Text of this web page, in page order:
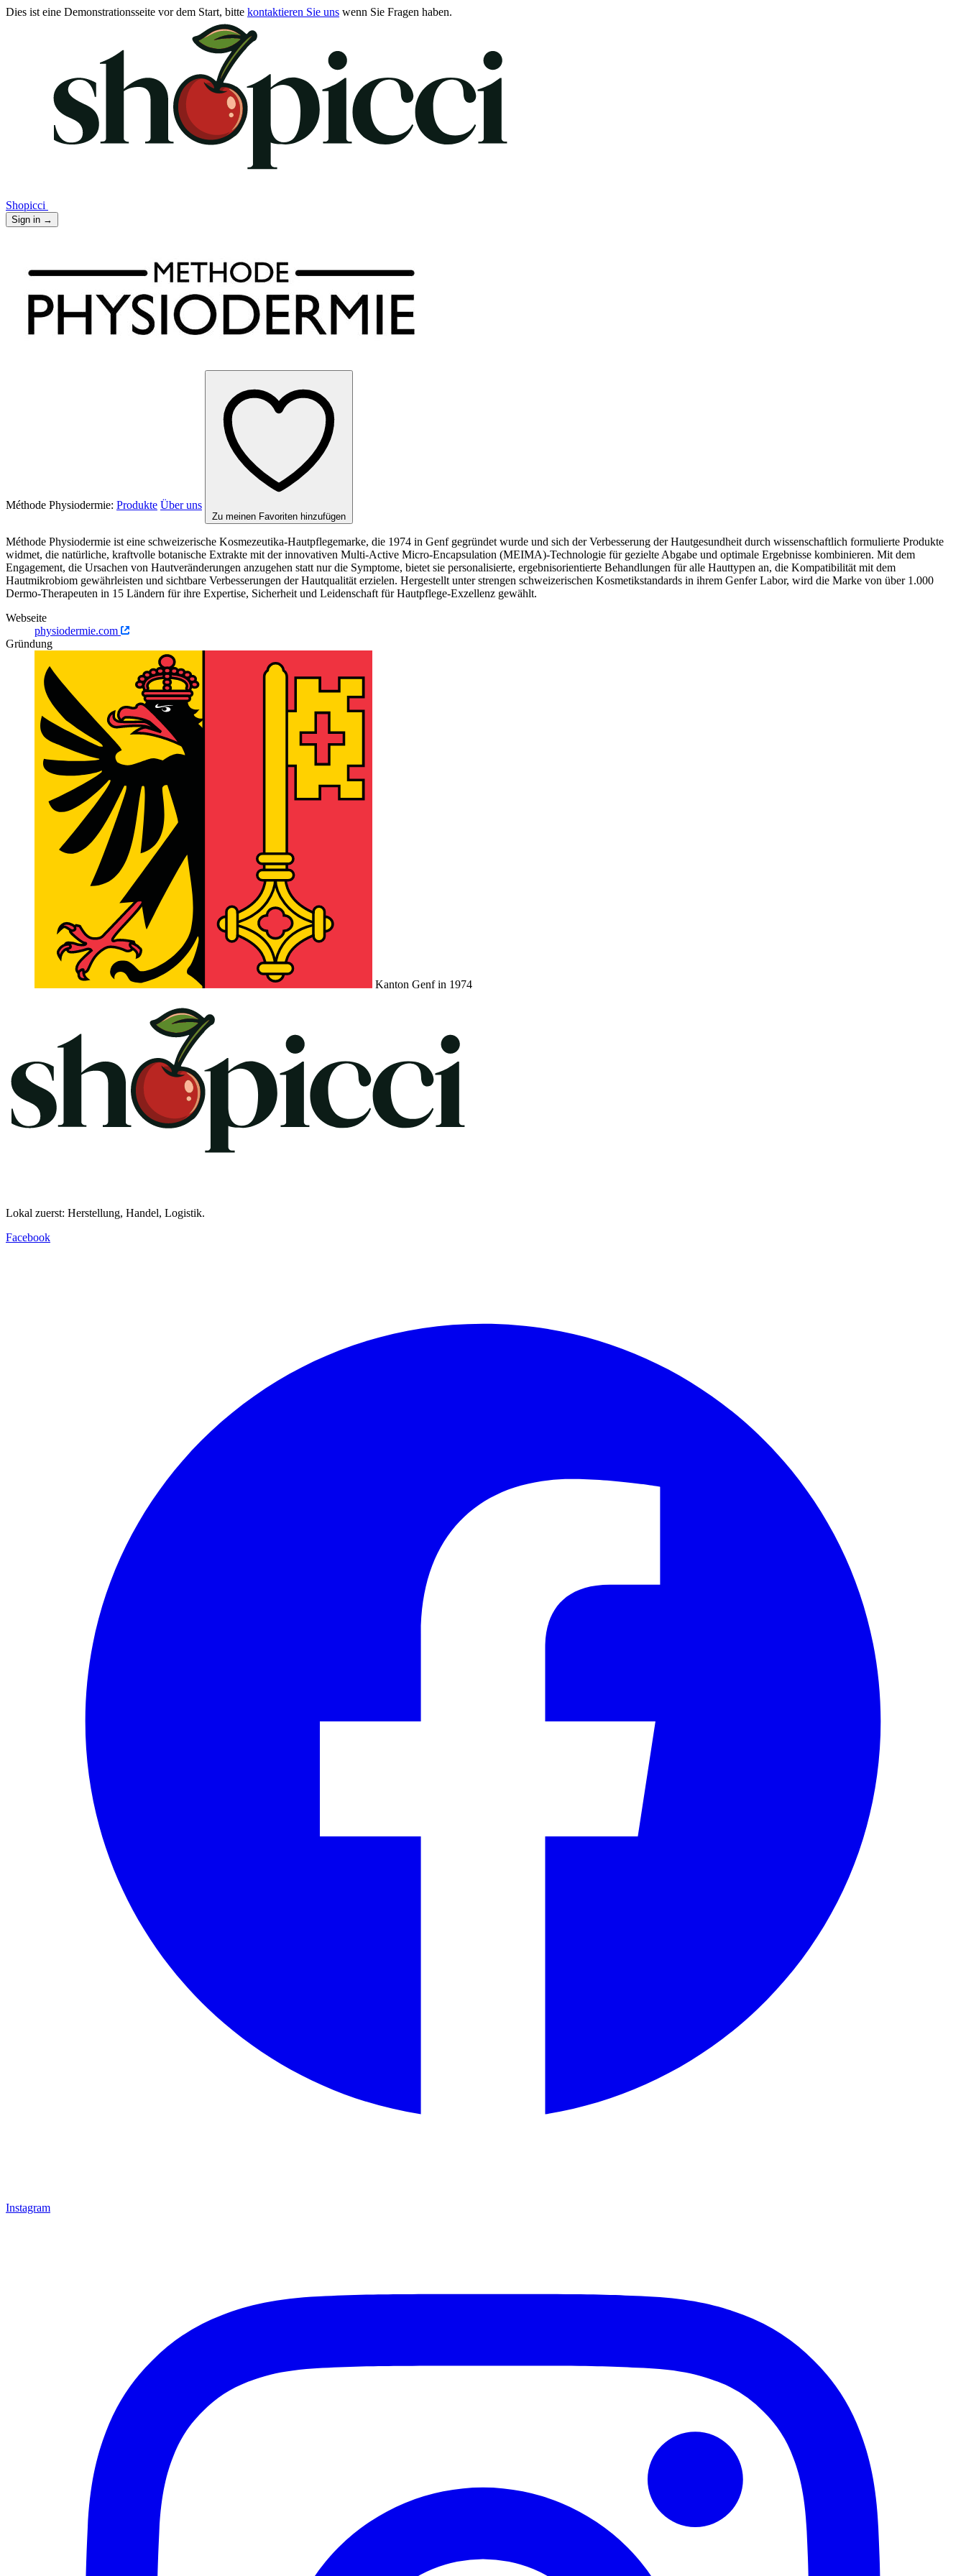
Dies ist eine Demonstrationsseite vor dem Start, bitte kontaktieren Sie uns wenn Sie Fragen haben.
Shopicci
Sign in →
Méthode Physiodermie: Produkte Über uns
Zu meinen Favoriten hinzufügen
Méthode Physiodermie ist eine schweizerische Kosmezeutika-Hautpflegemarke, die 1974 in Genf gegründet wurde und sich der Verbesserung der Hautgesundheit durch wissenschaftlich formulierte Produkte
widmet, die natürliche, kraftvolle botanische Extrakte mit der innovativen Multi-Active Micro-Encapsulation (MEIMA)-Technologie für gezielte Abgabe und optimale Ergebnisse kombinieren. Mit dem
Engagement, die Ursachen von Hautveränderungen anzugehen statt nur die Symptome, bietet sie personalisierte, ergebnisorientierte Behandlungen für alle Hauttypen an, die Kompatibilität mit dem
Hautmikrobiom gewährleisten und sichtbare Verbesserungen der Hautqualität erzielen. Hergestellt unter strengen schweizerischen Kosmetikstandards in ihrem Genfer Labor, wird die Marke von über 1.000
Dermo-Therapeuten in 15 Ländern für ihre Expertise, Sicherheit und Leidenschaft für Hautpflege-Exzellenz gewählt.
Webseite
physiodermie.com
Gründung
Kanton Genf in 1974
Lokal zuerst: Herstellung, Handel, Logistik.
Facebook
Instagram